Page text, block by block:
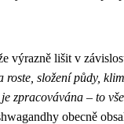
výrazně lišit v
složení půdy,
zpracovávána – to
obecně